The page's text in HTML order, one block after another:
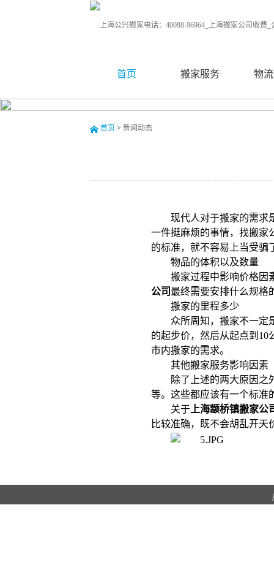
首页 搬家服务 物
首页 > 新闻动态
现代人对于搬家的需求
一件挺麻烦的事情，找搬家
的标准，就不容易上当受骗
物品的体积以及数量
搬家过程中影响价格因
公司最终需要安排什么规格
搬家的里程多少
众所周知，搬家不一定
的起步价，然后从起点到10
市内搬家的需求。
其他搬家服务影响因素
除了上述的两大原因之
等。这些都应该有一个标准
关于上海颛桥镇搬家公
比较准确，既不会胡乱开天